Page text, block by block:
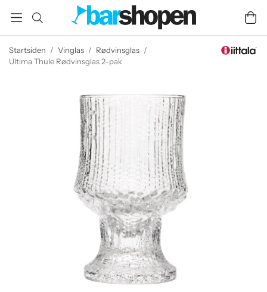
Startsiden / Vinglas / Rødvinsglas /
Ultima Thule Rødvinsglas 2-pak